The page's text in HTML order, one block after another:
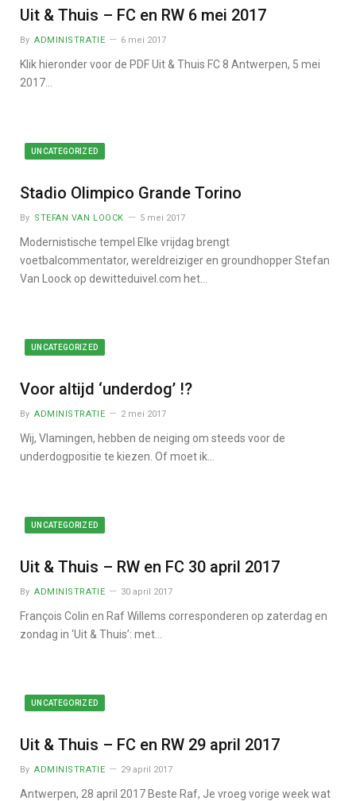
Uit & Thuis – FC en RW 6 mei 2017
By ADMINISTRATIE 6 mei 2017
Klik hieronder voor de PDF Uit & Thuis FC 8 Antwerpen, 5 mei
2017…
UNCATEGORIZED
Stadio Olimpico Grande Torino
By STEFAN VAN LOOCK 5 mei 2017
Modernistische tempel Elke vrijdag brengt
voetbalcommentator, wereldreiziger en groundhopper Stefan
Van Loock op dewitteduivel.com het…
UNCATEGORIZED
Voor altijd ‘underdog’ !?
By ADMINISTRATIE 2 mei 2017
Wij, Vlamingen, hebben de neiging om steeds voor de
underdogpositie te kiezen. Of moet ik…
UNCATEGORIZED
Uit & Thuis – RW en FC 30 april 2017
By ADMINISTRATIE 30 april 2017
François Colin en Raf Willems corresponderen op zaterdag en
zondag in ‘Uit & Thuis’: met…
UNCATEGORIZED
Uit & Thuis – FC en RW 29 april 2017
By ADMINISTRATIE 29 april 2017
Antwerpen, 28 april 2017 Beste Raf, Je vroeg vorige week wat